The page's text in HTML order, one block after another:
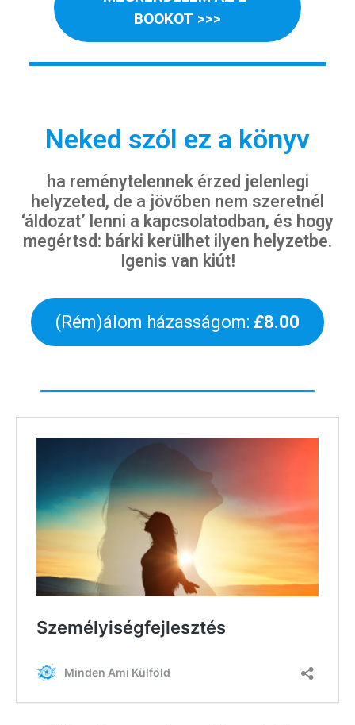
Válaszd ki az ajándékod amit
most ingyen megkapsz Tőlünk!
BOOKOT >>>
Neked szól ez a könyv
ha reménytelennek érzed jelenlegi
helyzeted, de a jövőben nem szeretnél
‘áldozat’ lenni a kapcsolatodban, és hogy
megértsd: bárki kerülhet ilyen helyzetbe.
Igenis van kiút!
(Rém)álom házasságom: £8.00